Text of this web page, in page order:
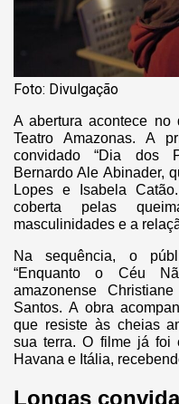
Foto: Divulgação
A abertura acontece
Teatro Amazonas. A
convidado “Dia dos
Bernardo Ale Abinader,
Lopes e Isabela
coberta pelas
masculinidades e a
Na sequência, o
“Enquanto o Céu
amazonense
Santos. A obra
que resiste às cheias
sua terra. O filme já foi
Havana e Itália,
Longas